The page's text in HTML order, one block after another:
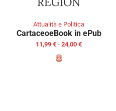
Attualità e Politica
CartaceoeBook in ePub
11,99 € - 24,00 €